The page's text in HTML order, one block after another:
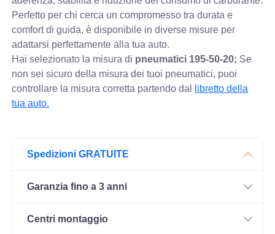
Perfetto per chi cerca un compromesso tra durata e
comfort di guida, è disponibile in diverse misure per
adattarsi perfettamente alla tua auto.
Hai selezionato la misura di pneumatici 195-50-20; Se
non sei sicuro della misura dei tuoi pneumatici, puoi
controllare la misura corretta partendo dal
libretto della
tua auto.
Spedizioni GRATUITE
Garanzia fino a 3 anni
Centri montaggio